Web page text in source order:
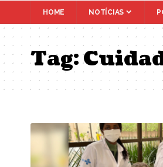
HOME NOTÍCIAS
Tag: